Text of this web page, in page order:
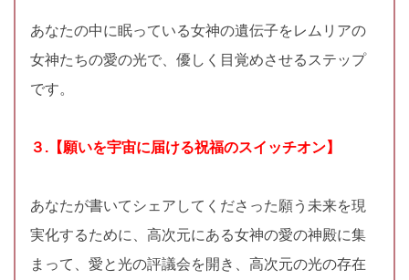
あなたの中に眠っている女神の遺伝子をレムリアの
女神たちの愛の光で、優しく目覚めさせるステップ
です。
３.【願いを宇宙に届ける祝福のスイッチオン】
あなたが書いてシェアしてくださった願う未来を現
実化するために、高次元にある女神の愛の神殿に集
まって、愛と光の評議会を開き、高次元の光の存在